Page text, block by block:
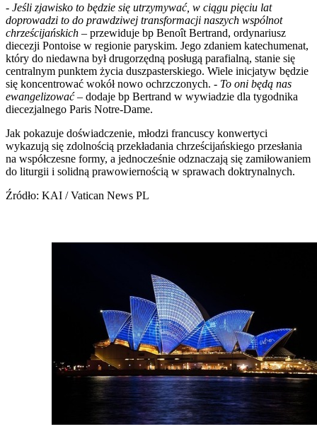
- Jeśli zjawisko to będzie się utrzymywać, w ciągu pięciu lat
doprowadzi to do prawdziwej transformacji naszych wspólnot
chrześcijańskich – przewiduje bp Benoît Bertrand, ordynariusz
diecezji Pontoise w regionie paryskim. Jego zdaniem katechumenat,
który do niedawna był drugorzędną posługą parafialną, stanie się
centralnym punktem życia duszpasterskiego. Wiele inicjatyw będzie
się koncentrować wokół nowo ochrzczonych. - To oni będą nas
ewangelizować– dodaje bp Bertrand w wywiadzie dla tygodnika
diecezjalnego Paris Notre-Dame.
Jak pokazuje doświadczenie, młodzi francuscy konwertyci
wykazują się zdolnością przekładania chrześcijańskiego przesłania
na współczesne formy, a jednocześnie odznaczają się zamiłowaniem
do liturgii i solidną prawowiernością w sprawach doktrynalnych.
Źródło: KAI / Vatican News PL